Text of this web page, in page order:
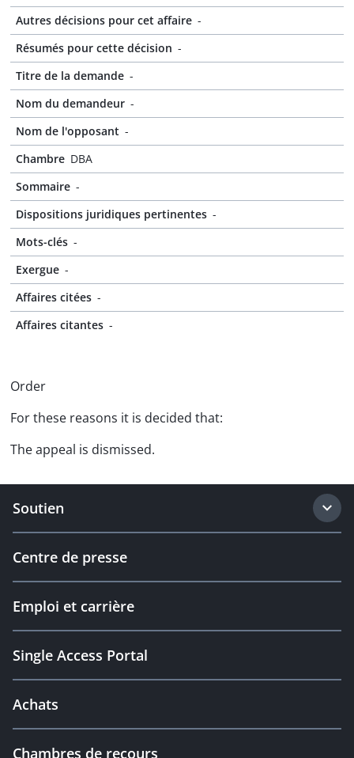
Autres décisions pour cet affaire -
Résumés pour cette décision -
Titre de la demande -
Nom du demandeur -
Nom de l'opposant -
Chambre DBA
Sommaire -
Dispositions juridiques pertinentes -
Mots-clés -
Exergue -
Affaires citées -
Affaires citantes -
Order
For these reasons it is decided that:
The appeal is dismissed.
Soutien
Centre de presse
Emploi et carrière
Single Access Portal
Achats
Chambres de recours